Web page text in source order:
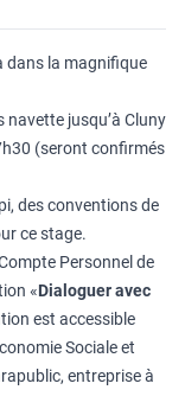
dans la magnifique
navette jusqu’à Cluny
(seront confirmés
des conventions de
ce stage.
Personnel de
«Dialoguer avec
est accessible
Sociale et
entreprise à